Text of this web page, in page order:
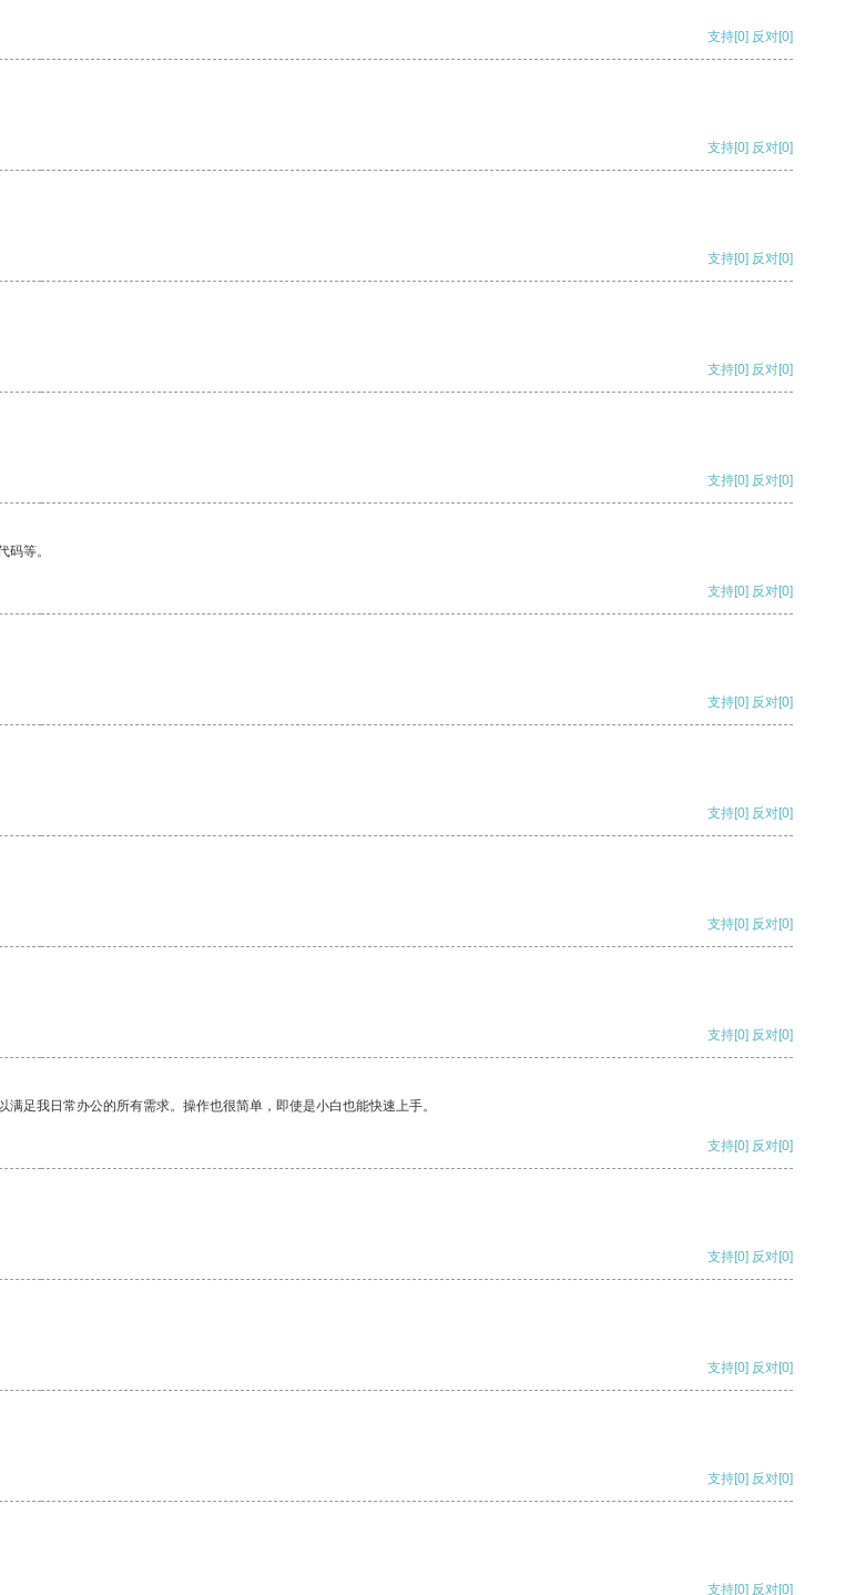
支持[0] 反对[0]
支持[0] 反对[0]
支持[0] 反对[0]
支持[0] 反对[0]
支持[0] 反对[0]
等。
支持[0] 反对[0]
支持[0] 反对[0]
支持[0] 反对[0]
支持[0] 反对[0]
支持[0] 反对[0]
足我日常办公的所有需求。操作也很简单，即使是小白也能快速上手。
支持[0] 反对[0]
支持[0] 反对[0]
支持[0] 反对[0]
支持[0] 反对[0]
支持[0] 反对[0]